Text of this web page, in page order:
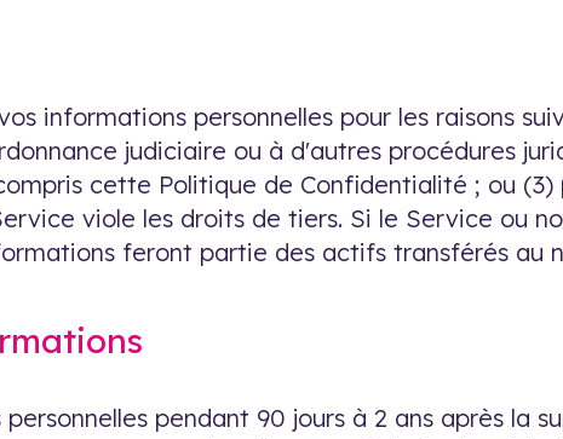
informations personnelles pour les raisons
judiciaire ou à d'autres procédures
cette Politique de Confidentialité ; ou
viole les droits de tiers. Si le Service ou
feront partie des actifs transférés au
pendant 90 jours à 2 ans après la